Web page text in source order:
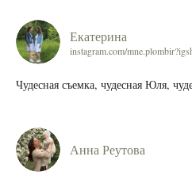
Екатерина
instagram.com/
Чудесная съемка, чудесная Юля,
Анна Реутова